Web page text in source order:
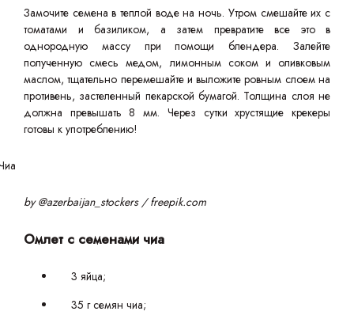
Замочите семена в теплой воде на ночь. Утром смешайте их с
томатами и базиликом, а затем превратите все это в
однородную массу при помощи блендера. Залейте
полученную смесь медом, лимонным соком и оливковым
маслом, тщательно перемешайте и выложите ровным слоем на
противень, застеленный пекарской бумагой. Толщина слоя не
должна превышать 8 мм. Через сутки хрустящие крекеры
готовы к употреблению!
by @azerbaijan_stockers / freepik.com
Омлет с семенами чиа
3 яйца;
35 г семян чиа;